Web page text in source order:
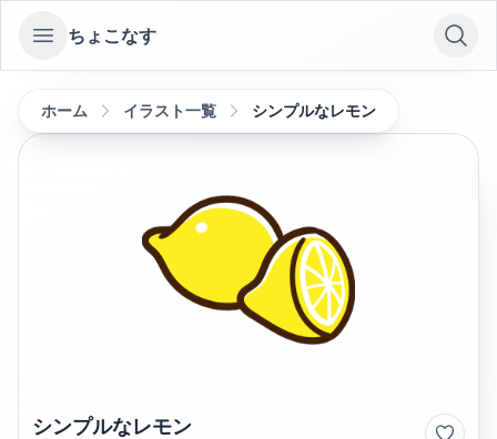
Open sidebar
ちょこなす
ホーム イラスト一覧 シンプルなレモン
シンプルなレモン